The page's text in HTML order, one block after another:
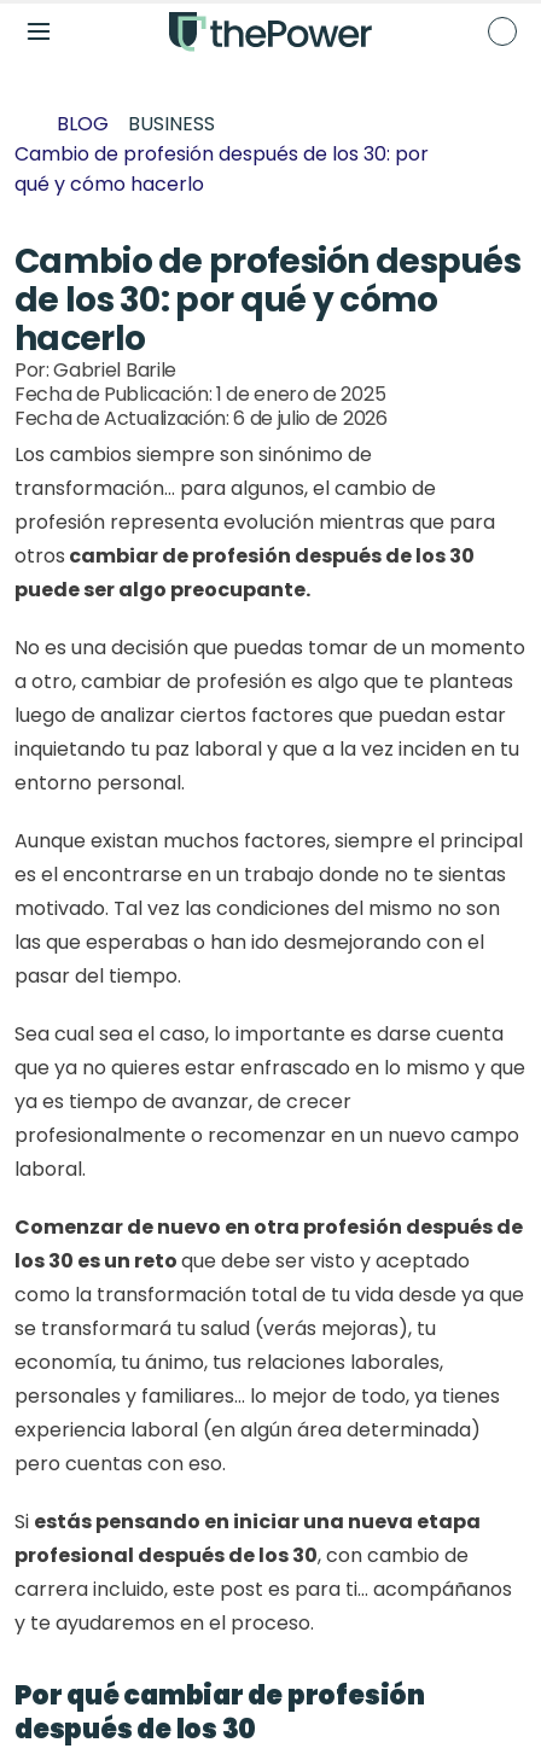
BLOG
BUSINESS
Cambio de profesión después de los 30: por
qué y cómo hacerlo
Cambio de profesión después
de los 30: por qué y cómo
hacerlo
Por: Gabriel Barile
Fecha de Publicación: 1 de enero de 2025
Fecha de Actualización: 6 de julio de 2026
Los cambios siempre son sinónimo de
transformación… para algunos, el cambio de
profesión representa evolución mientras que para
otros cambiar de profesión después de los 30
puede ser algo preocupante.
No es una decisión que puedas tomar de un momento
a otro, cambiar de profesión es algo que te planteas
luego de analizar ciertos factores que puedan estar
inquietando tu paz laboral y que a la vez inciden en tu
entorno personal.
Aunque existan muchos factores, siempre el principal
es el encontrarse en un trabajo donde no te sientas
motivado. Tal vez las condiciones del mismo no son
las que esperabas o han ido desmejorando con el
pasar del tiempo.
Sea cual sea el caso, lo importante es darse cuenta
que ya no quieres estar enfrascado en lo mismo y que
ya es tiempo de avanzar, de crecer
profesionalmente o recomenzar en un nuevo campo
laboral.
Comenzar de nuevo en otra profesión después de
los 30 es un reto que debe ser visto y aceptado
como la transformación total de tu vida desde ya que
se transformará tu salud (verás mejoras), tu
economía, tu ánimo, tus relaciones laborales,
personales y familiares... lo mejor de todo, ya tienes
experiencia laboral (en algún área determinada)
pero cuentas con eso.
Si estás pensando en iniciar una nueva etapa
profesional después de los 30, con cambio de
carrera incluido, este post es para ti… acompáñanos
y te ayudaremos en el proceso.
Por qué cambiar de profesión
después de los 30